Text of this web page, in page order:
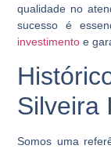
qualidade no
sucesso é
investimento e
Silveira
Somos uma